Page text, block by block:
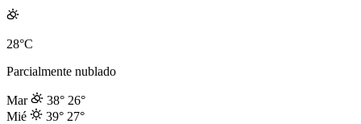
28°C
Parcialmente nublado
Mar 38° 26°
Mié
39° 27°